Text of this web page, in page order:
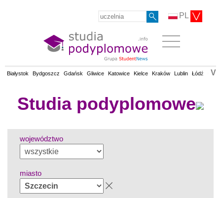
PL
Białystok Bydgoszcz Gdańsk Gliwice Katowice Kielce Kraków Lublin Łódź V
Studia podyplomowe
województwo
miasto